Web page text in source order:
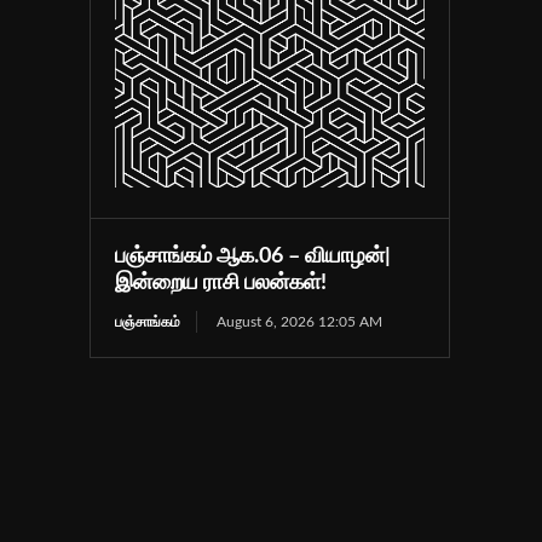
பஞ்சாங்கம் ஆக.06 – வியாழன்|
இன்றைய ராசி பலன்கள்!
பஞ்சாங்கம் August 6, 2026 12:05 AM